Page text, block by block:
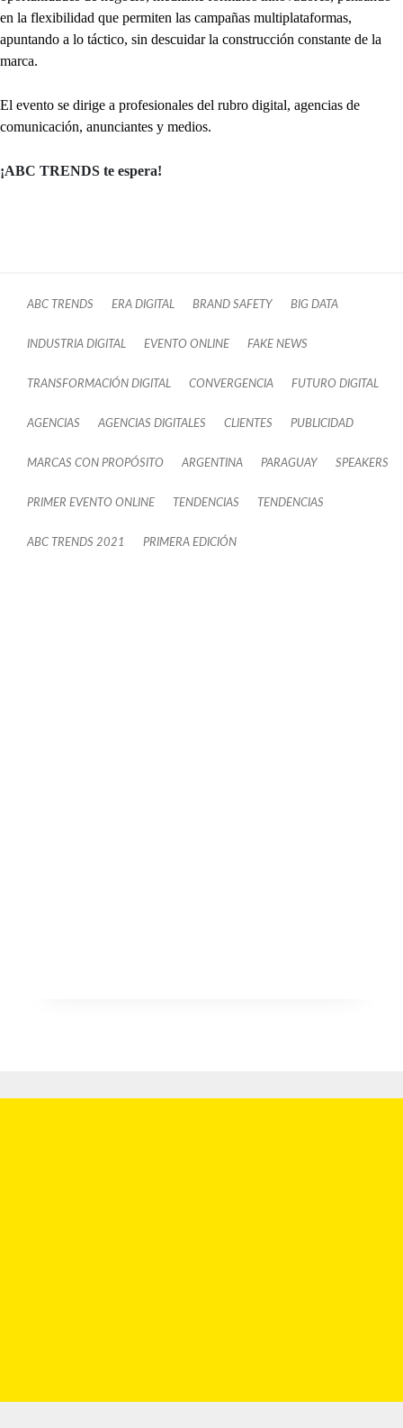
en la flexibilidad que permiten las campañas multiplataformas,
apuntando a lo táctico, sin descuidar la construcción constante de la
marca.
El evento se dirige a profesionales del rubro digital, agencias de
comunicación, anunciantes y medios.
¡ABC TRENDS te espera!
ABC TRENDS ERA DIGITAL BRAND SAFETY BIG DATA
INDUSTRIA DIGITAL EVENTO ONLINE FAKE NEWS
TRANSFORMACIÓN DIGITAL CONVERGENCIA FUTURO DIGITAL
AGENCIAS AGENCIAS DIGITALES CLIENTES PUBLICIDAD
MARCAS CON PROPÓSITO ARGENTINA PARAGUAY SPEAKERS
PRIMER EVENTO ONLINE TENDENCIAS TENDENCIAS
ABC TRENDS 2021 PRIMERA EDICIÓN